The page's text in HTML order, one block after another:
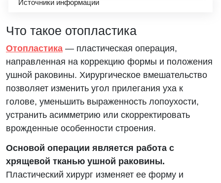
Источники информации
Что такое отопластика
Отопластика — пластическая операция,
направленная на коррекцию формы и положения
ушной раковины. Хирургическое вмешательство
позволяет изменить угол прилегания уха к
голове, уменьшить выраженность лопоухости,
устранить асимметрию или скорректировать
врожденные особенности строения.
Основой операции является работа с
хрящевой тканью ушной раковины.
Пластический хирург изменяет ее форму и